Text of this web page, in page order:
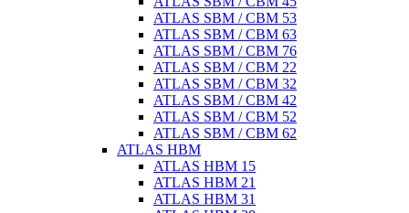
ATLAS SBM / CBM 53
ATLAS SBM / CBM 63
ATLAS SBM / CBM 76
ATLAS SBM / CBM 22
ATLAS SBM / CBM 32
ATLAS SBM / CBM 42
ATLAS SBM / CBM 52
ATLAS SBM / CBM 62
ATLAS HBM
ATLAS HBM 15
ATLAS HBM 21
ATLAS HBM 31